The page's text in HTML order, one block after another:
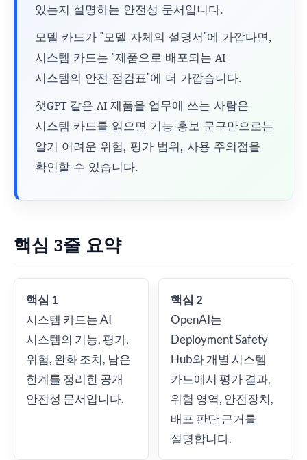
있는지 설명하는 안전성 문서입니다.
모델 카드가 "모델 자체의 설명서"에 가깝다면,
시스템 카드는 "제품으로 배포되는 AI
시스템의 안전 점검표"에 더 가깝습니다.
챗GPT 같은 AI 제품을 업무에 쓰는 사람은
시스템 카드를 읽으면 기능 홍보 문구만으로는
알기 어려운 위험, 평가 범위, 사용 주의점을
확인할 수 있습니다.
핵심 3줄 요약
핵심 1
시스템 카드는 AI
시스템의 기능, 평가,
위험, 완화 조치, 남은
한계를 정리한 공개
안전성 문서입니다.
핵심 2
OpenAI는
Deployment Safety
Hub와 개별 시스템
카드에서 평가 결과,
위험 영역, 안전장치,
배포 판단 근거를
설명합니다.